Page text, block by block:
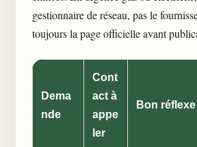
gestionnaire de réseau, pas le
toujours la page officielleavant
Dema
nde
Cont
act à
appe
ler
Bon réflexe